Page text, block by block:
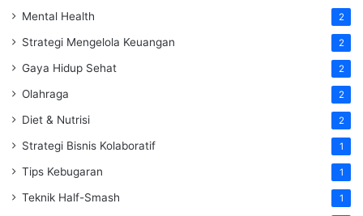
Mental Health 2
Strategi Mengelola Keuangan 2
Gaya Hidup Sehat 2
Olahraga 2
Diet & Nutrisi 2
Strategi Bisnis Kolaboratif 1
Tips Kebugaran 1
Teknik Half-Smash 1